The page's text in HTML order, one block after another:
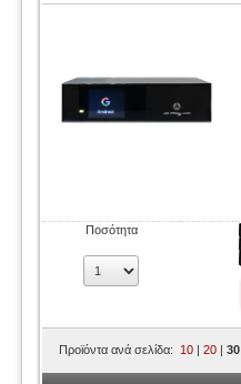
Ποσότητα
Προϊόντα ανά σελίδα: 10 |20 |30